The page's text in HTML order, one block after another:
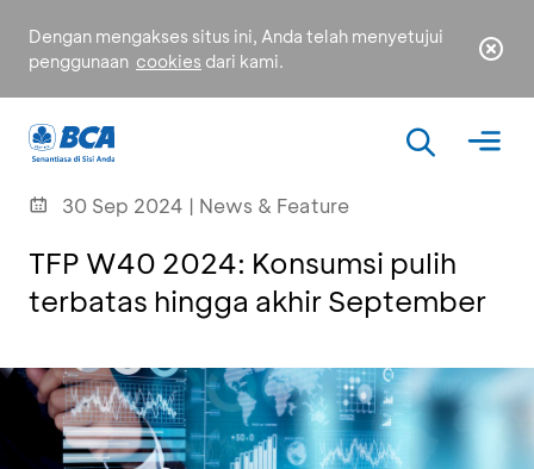
Dengan mengakses situs ini, Anda telah menyetujui
penggunaan cookies dari kami.
30 Sep 2024 | News & Feature
TFP W40 2024: Konsumsi pulih
terbatas hingga akhir September